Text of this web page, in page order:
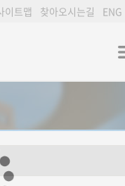
이트맵 찾아오시는길 ENG